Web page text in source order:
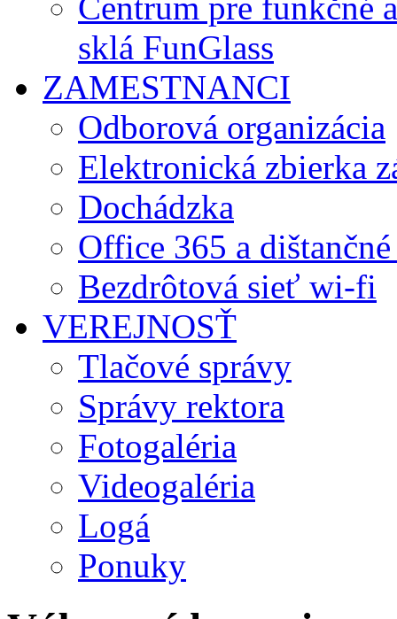
sklá FunGlass
ZAMESTNANCI
Odborová organizácia
Elektronická zbierka
Dochádzka
Office 365 a
Bezdrôtová sieť wi-fi
VEREJNOSŤ
Tlačové správy
Správy rektora
Fotogaléria
Videogaléria
Logá
Ponuky